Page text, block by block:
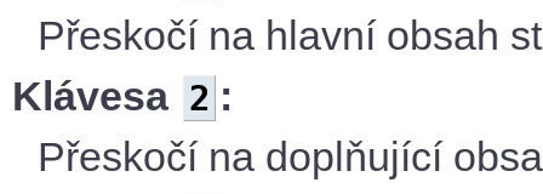
Přeskočí na hlavní obsah
Klávesa 2 :
Přeskočí na doplňující